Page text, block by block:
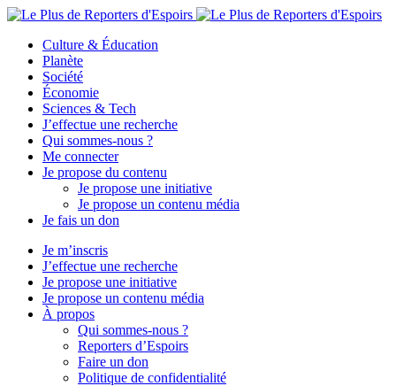
Culture & Éducation
Planète
Société
Économie
Sciences & Tech
J’effectue une recherche
Qui sommes-nous ?
Me connecter
Je propose du contenu
Je propose une initiative
Je propose un contenu média
Je fais un don
Je m’inscris
J’effectue une recherche
Je propose une initiative
Je propose un contenu média
À propos
Qui sommes-nous ?
Reporters d’Espoirs
Faire un don
Politique de confidentialité